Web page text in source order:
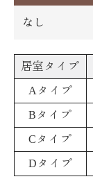
なし
居室タイプ
Aタイプ
Bタイプ
Cタイプ
Dタイプ